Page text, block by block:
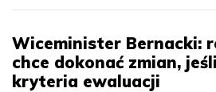
Wiceminister Bernacki:
chce dokonać zmian,
kryteria ewaluacji